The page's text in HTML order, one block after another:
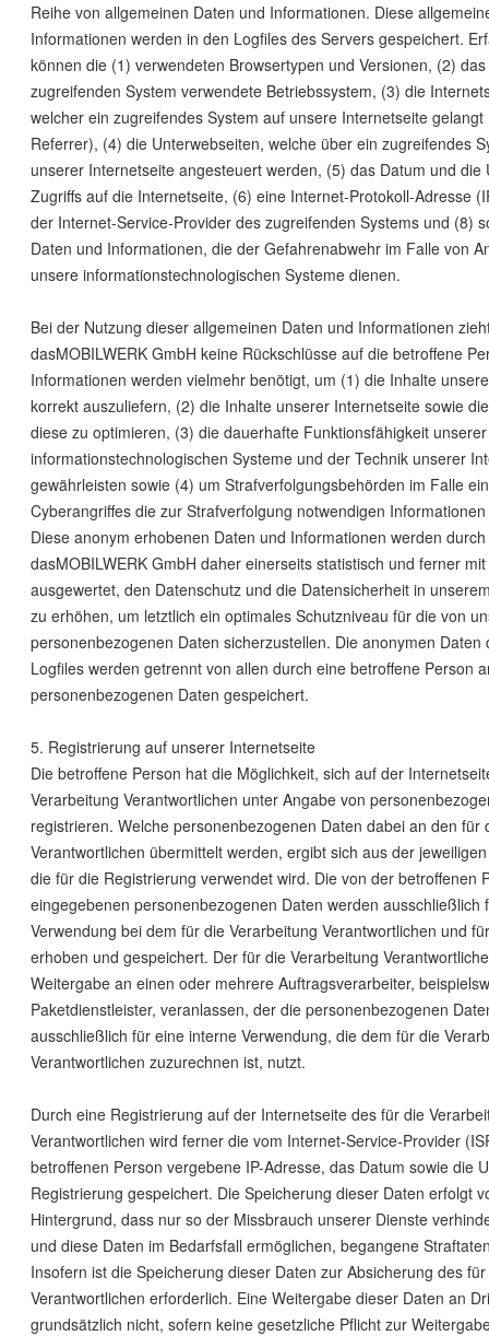
Reihe von allgemeinen Daten und Informationen. Diese
Informationen werden in den Logfiles des Servers gespeichert.
können die (1) verwendeten Browsertypen und Versionen, (2)
zugreifenden System verwendete Betriebssystem, (3) die
welcher ein zugreifendes System auf unsere Internetseite
Referrer), (4) die Unterwebseiten, welche über ein zugreifendes
unserer Internetseite angesteuert werden, (5) das Datum und die
Zugriffs auf die Internetseite, (6) eine Internet-Protokoll-Adresse
der Internet-Service-Provider des zugreifenden Systems und (8)
Daten und Informationen, die der Gefahrenabwehr im Falle von
unsere informationstechnologischen Systeme dienen.
Bei der Nutzung dieser allgemeinen Daten und Informationen
dasMOBILWERK GmbH keine Rückschlüsse auf die betroffene
Informationen werden vielmehr benötigt, um (1) die Inhalte
korrekt auszuliefern, (2) die Inhalte unserer Internetseite sowie
diese zu optimieren, (3) die dauerhafte Funktionsfähigkeit unserer
informationstechnologischen Systeme und der Technik unserer
gewährleisten sowie (4) um Strafverfolgungsbehörden im Falle
Cyberangriffes die zur Strafverfolgung notwendigen
Diese anonym erhobenen Daten und Informationen werden
dasMOBILWERK GmbH daher einerseits statistisch und ferner
ausgewertet, den Datenschutz und die Datensicherheit in
zu erhöhen, um letztlich ein optimales Schutzniveau für die von
personenbezogenen Daten sicherzustellen. Die anonymen Daten
Logfiles werden getrennt von allen durch eine betroffene Person
personenbezogenen Daten gespeichert.
5. Registrierung auf unserer Internetseite
Die betroffene Person hat die Möglichkeit, sich auf der
Verarbeitung Verantwortlichen unter Angabe von
registrieren. Welche personenbezogenen Daten dabei an den für
Verantwortlichen übermittelt werden, ergibt sich aus der
die für die Registrierung verwendet wird. Die von der betroffenen
eingegebenen personenbezogenen Daten werden ausschließlich
Verwendung bei dem für die Verarbeitung Verantwortlichen und
erhoben und gespeichert. Der für die Verarbeitung
Weitergabe an einen oder mehrere Auftragsverarbeiter,
Paketdienstleister, veranlassen, der die personenbezogenen
ausschließlich für eine interne Verwendung, die dem für die
Verantwortlichen zuzurechnen ist, nutzt.
Durch eine Registrierung auf der Internetseite des für die
Verantwortlichen wird ferner die vom Internet-Service-Provider
betroffenen Person vergebene IP-Adresse, das Datum sowie die
Registrierung gespeichert. Die Speicherung dieser Daten erfolgt
Hintergrund, dass nur so der Missbrauch unserer Dienste
und diese Daten im Bedarfsfall ermöglichen, begangene
Insofern ist die Speicherung dieser Daten zur Absicherung des
Verantwortlichen erforderlich. Eine Weitergabe dieser Daten an
grundsätzlich nicht, sofern keine gesetzliche Pflicht zur